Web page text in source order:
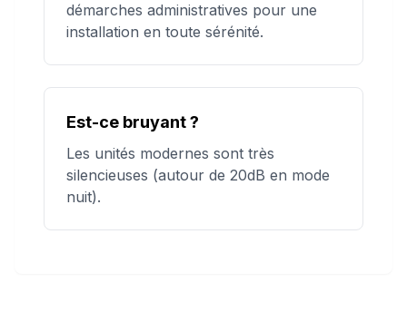
démarches administratives pour une
installation en toute sérénité.
Est-ce bruyant ?
Les unités modernes sont très
silencieuses (autour de 20dB en mode
nuit).